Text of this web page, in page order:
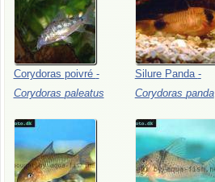
Corydoras poivré -
Corydoras paleatus
Silure Panda -
Corydoras panda